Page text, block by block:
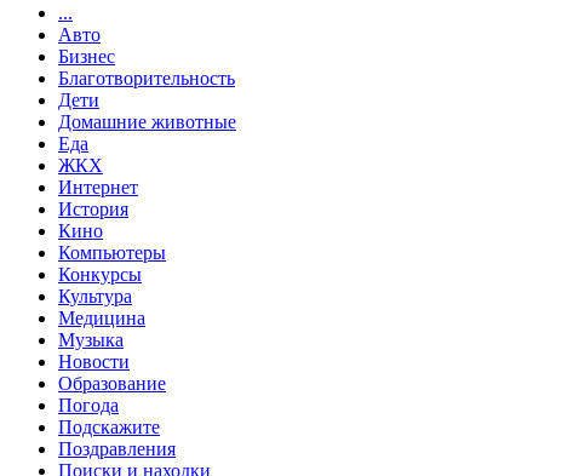
...
Авто
Бизнес
Благотворительность
Дети
Домашние животные
Еда
ЖКХ
Интернет
История
Кино
Компьютеры
Конкурсы
Культура
Медицина
Музыка
Новости
Образование
Погода
Подскажите
Поздравления
Поиски и находки